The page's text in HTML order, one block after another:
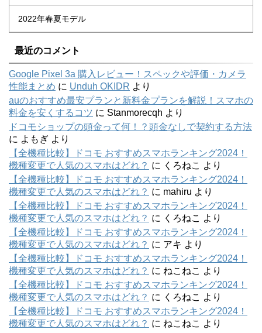
2022年春夏モデル
最近のコメント
Google Pixel 3a 購入レビュー！スペックや評価・カメラ
性能まとめ に Unduh OKIDR より
auのおすすめ最安プランと新料金プランを解説！スマホの
料金を安くするコツ に Stanmorecqh より
ドコモショップの頭金って何！？頭金なしで契約する方法
に よもぎ より
【全機種比較】ドコモ おすすめスマホランキング2024！
機種変更で人気のスマホはどれ？ に くろねこ より
【全機種比較】ドコモ おすすめスマホランキング2024！
機種変更で人気のスマホはどれ？ に mahiru より
【全機種比較】ドコモ おすすめスマホランキング2024！
機種変更で人気のスマホはどれ？ に くろねこ より
【全機種比較】ドコモ おすすめスマホランキング2024！
機種変更で人気のスマホはどれ？ に アキ より
【全機種比較】ドコモ おすすめスマホランキング2024！
機種変更で人気のスマホはどれ？ に ねこねこ より
【全機種比較】ドコモ おすすめスマホランキング2024！
機種変更で人気のスマホはどれ？ に くろねこ より
【全機種比較】ドコモ おすすめスマホランキング2024！
機種変更で人気のスマホはどれ？ に ねこねこ より